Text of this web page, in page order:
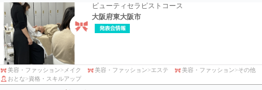
ビューティセラピストコース
大阪府東大阪市
美容・ファッション> メイク 美容・ファッション>エステ 美容・ファッション>その他
おとな>資格・スキルアップ